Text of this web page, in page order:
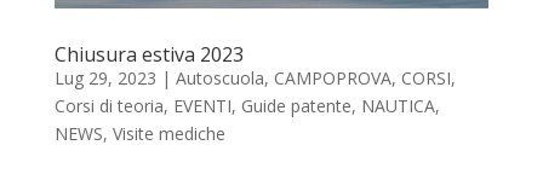
Chiusura estiva 2023
Lug 29, 2023 | Autoscuola, CAMPOPROVA, CORSI,
Corsi di teoria, EVENTI, Guide patente, NAUTICA,
NEWS, Visite mediche